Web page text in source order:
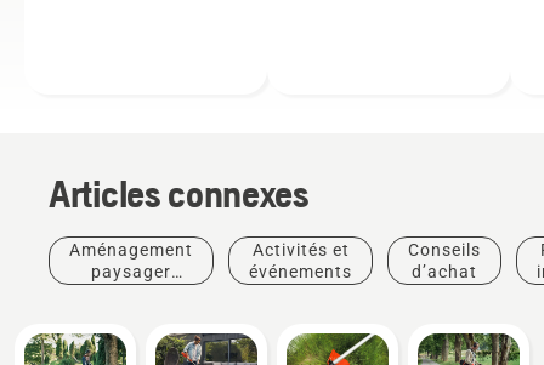
Articles connexes
Aménagement
paysager
Activités et
événements
Conseils
d’achat